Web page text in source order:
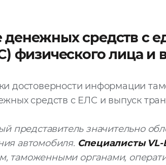
средств с
физического лица и
достоверности информации
средств с ЕЛС и выпуск
представитель значительно
автомобиля. Специалисты VL-
таможенными органами,